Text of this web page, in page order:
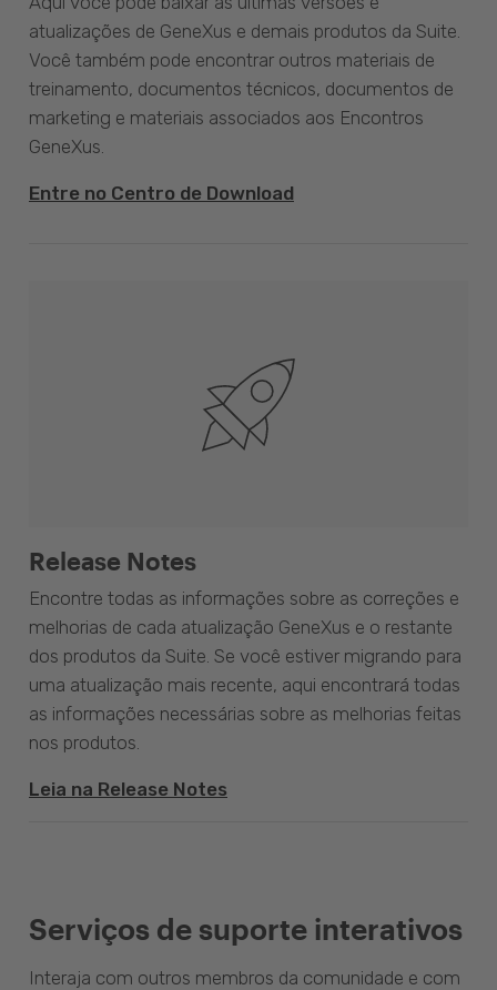
atualizações de GeneXus e demais produtos da Suite.
Você também pode encontrar outros materiais de
treinamento, documentos técnicos, documentos de
marketing e materiais associados aos Encontros
GeneXus.
Entre no Centro de Download
Release Notes
Encontre todas as informações sobre as correções e
melhorias de cada atualização GeneXus e o restante
dos produtos da Suite. Se você estiver migrando para
uma atualização mais recente, aqui encontrará todas
as informações necessárias sobre as melhorias feitas
nos produtos.
Leia na Release Notes
Serviços de suporte interativos
Interaja com outros membros da comunidade e com